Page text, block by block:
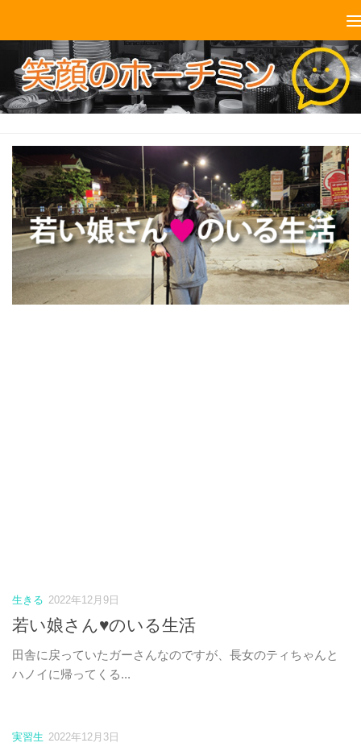
生きる 2022年12月9日
若い娘さん♥のいる生活
田舎に戻っていたガーさんなのですが、長女のティちゃんと
ハノイに帰ってくる...
実習生 2022年12月3日